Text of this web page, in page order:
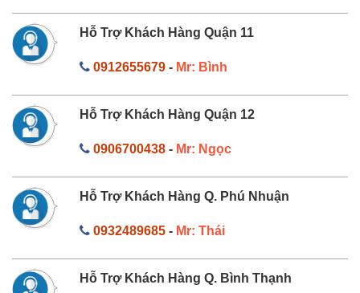
Hỗ Trợ Khách Hàng Quận 11
0912655679- Mr: Bình
Hỗ Trợ Khách Hàng Quận 12
0906700438- Mr: Ngọc
Hỗ Trợ Khách Hàng Q. Phú Nhuận
0932489685- Mr: Thái
Hỗ Trợ Khách Hàng Q. Bình Thạnh